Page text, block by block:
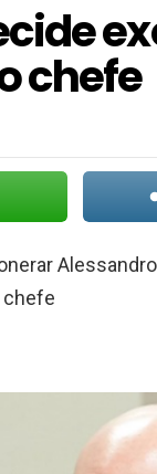
chefe
chefe